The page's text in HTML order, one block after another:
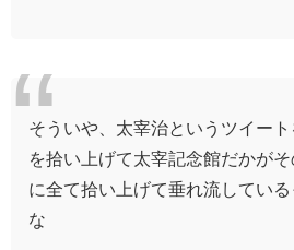
そういや、太宰治というツイー
を拾い上げて太宰記念館だかが
に全て拾い上げて垂れ流してい
な